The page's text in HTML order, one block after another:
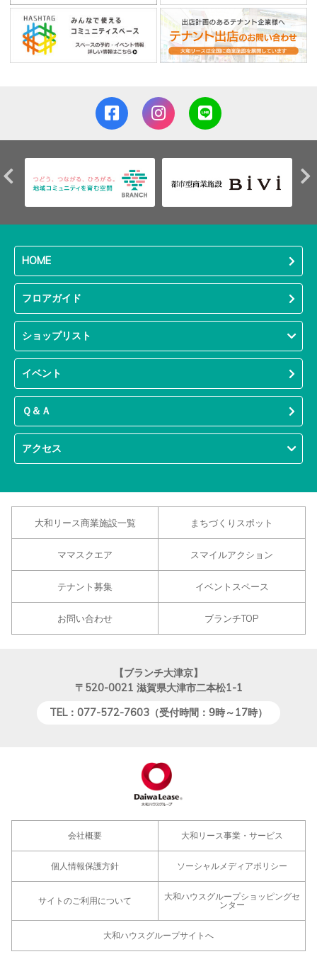
HOME
フロアガイド
ショップリスト
イベント
Ｑ＆Ａ
アクセス
大和リース商業施設一覧 まちづくりスポット
ママスクエア スマイルアクション
テナント募集 イベントスペース
お問い合わせ ブランチTOP
【ブランチ大津京】
〒520-0021 滋賀県大津市二本松1-1
TEL：077-572-7603（受付時間：9時～17時）
会社概要 大和リース事業・サービス
個人情報保護方針 ソーシャルメディアポリシー
サイトのご利用について
大和ハウスグループショッピングセ
ンター
大和ハウスグループサイトへ